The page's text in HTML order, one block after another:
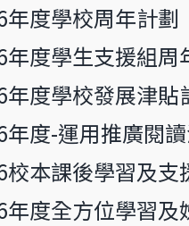
年度學校周年計劃
年度學生支援組周
年度學校發展津貼
年度-運用推廣閱
校本課後學習及支
年度全方位學習